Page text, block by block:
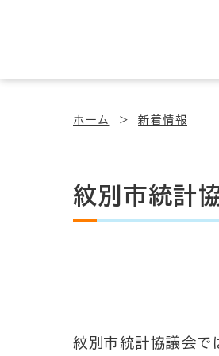
ホーム 新着情報
紋別市統計
紋別市統計協議会で